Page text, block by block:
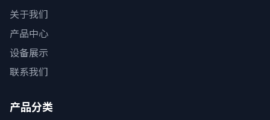
关于我们
产品中心
设备展示
联系我们
产品分类